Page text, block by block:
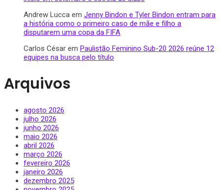
Andrew Lucca em Jenny Bindon e Tyler Bindon entram para
a história como o primeiro caso de mãe e filho a
disputarem uma copa da FIFA
Carlos César em Paulistão Feminino Sub-20 2026 reúne 12
equipes na busca pelo título
Arquivos
agosto 2026
julho 2026
junho 2026
maio 2026
abril 2026
março 2026
fevereiro 2026
janeiro 2026
dezembro 2025